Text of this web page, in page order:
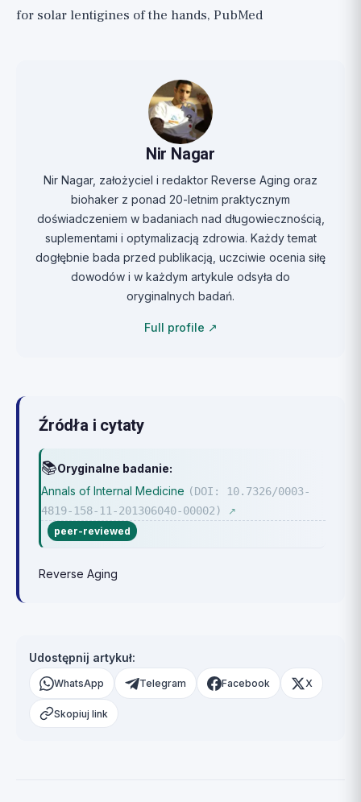
for solar lentigines of the hands, PubMed
Nir Nagar
Nir Nagar, założyciel i redaktor Reverse Aging oraz
biohaker z ponad 20-letnim praktycznym
doświadczeniem w badaniach nad długowiecznością,
suplementami i optymalizacją zdrowia. Każdy temat
dogłębnie bada przed publikacją, uczciwie ocenia siłę
dowodów i w każdym artykule odsyła do
oryginalnych badań.
Full profile ↗
Źródła i cytaty
📚Oryginalne badanie:
Annals of Internal Medicine (DOI: 10.7326/0003-
4819-158-11-201306040-00002)
↗
peer-reviewed
Reverse Aging
Udostępnij artykuł:
WhatsApp Telegram Facebook X
Skopiuj link